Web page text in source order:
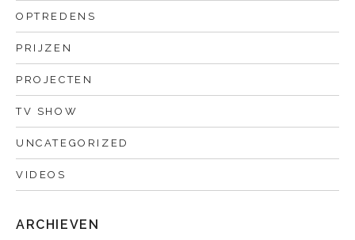
OPTREDENS
PRIJZEN
PROJECTEN
TV SHOW
UNCATEGORIZED
VIDEOS
ARCHIEVEN